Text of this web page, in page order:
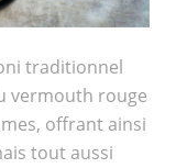
traditionnel
vermouth rouge
offrant ainsi
tout aussi